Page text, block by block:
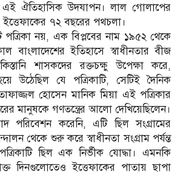
ঐতিহাসিক উদযাপন। লাল গোলাপের
৭২ বছরের পথচলা।
নয়, এক বিপ্লবের নাম ১৯৫২ থেকে
ইতিহাসে স্বাধীনতার বীজ
শাসকদের রক্তচক্ষু উপেক্ষা করে,
উঠেছিল যে পত্রিকাটি, সেটিই দৈনিক
হোসেন মানিক মিয়া এই পত্রিকার
মানুষকে গণতন্ত্রের আলো দেখিয়েছিলেন।
পরিবেশন করেনি, এটি ছিল সংগ্রামের
থেকে শুরু করে স্বাধীনতা সংগ্রাম পর্যন্ত
ছিল এক নির্ভীক যোদ্ধা। এমনকি
দিনগুলোতেও ইত্তেফাকের পাতায় ছাপা